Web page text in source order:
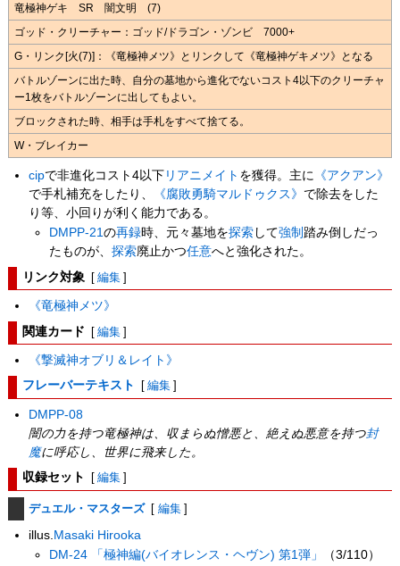
竜極神ゲキ SR 闇文明 (7)
ゴッド・クリーチャー：ゴッド/ドラゴン・ゾンビ 7000+
G・リンク[火(7)]：《竜極神メツ》とリンクして《竜極神ゲキメツ》となる
バトルゾーンに出た時、自分の墓地から進化でないコスト4以下のクリーチャ
ー1枚をバトルゾーンに出してもよい。
ブロックされた時、相手は手札をすべて捨てる。
W・ブレイカー
cipで非進化コスト4以下 リアニメイト を獲得。主に 《アクアン》
で手札補充をしたり、
《腐敗勇騎マルドゥクス》 で除去をした
り等、小回りが利く能力である。
DMPP-21の再録時、元々墓地を探索 して強制 踏み倒しだっ
たものが、探索廃止かつ任意へと強化された。
リンク対象 [ 編集 ]
《竜極神メツ》
関連カード [ 編集 ]
《撃滅神オブリ＆レイト》
フレーバーテキスト [ 編集 ]
DMPP-08
闇の力を持つ竜極神は、収まらぬ憎悪と、絶えぬ悪意を持つ封
魔に呼応し、世界に飛来した。
収録セット [ 編集 ]
デュエル・マスターズ [ 編集 ]
illus. Masaki Hirooka
DM-24 「極神編(バイオレンス・ヘヴン) 第1弾」
（3/110）